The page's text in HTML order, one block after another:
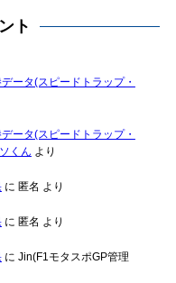
ト
ータ(スピードトラップ・
ータ(スピードトラップ・
くん より
に 匿名 より
に 匿名 より
に Jin(F1モタスポGP管理